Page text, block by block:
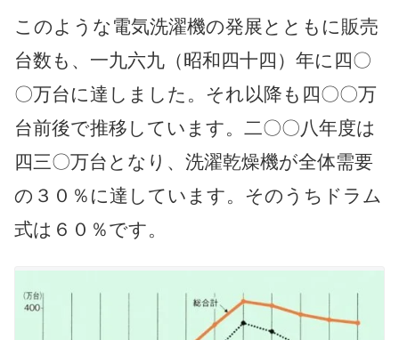
このような電気洗濯機の発展とともに販売
台数も、一九六九（昭和四十四）年に四〇
〇万台に達しました。それ以降も四〇〇万
台前後で推移しています。二〇〇八年度は
四三〇万台となり、洗濯乾燥機が全体需要
の３０％に達しています。そのうちドラム
式は６０％です。